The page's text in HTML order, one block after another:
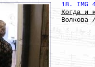
18.
Когда и
Волкова